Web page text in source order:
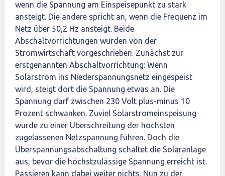
wenn die Spannung am Einspeisepunkt zu stark
ansteigt. Die andere spricht an, wenn die Frequenz im
Netz über 50,2 Hz ansteigt. Beide
Abschaltvorrichtungen wurden von der
Stromwirtschaft vorgeschrieben. Zunächst zur
erstgenannten Abschaltvorrichtung: Wenn
Solarstrom ins Niederspannungsnetz eingespeist
wird, steigt dort die Spannung etwas an. Die
Spannung darf zwischen 230 Volt plus-minus 10
Prozent schwanken. Zuviel Solarstromeinspeisung
würde zu einer Überschreitung der höchsten
zugelassenen Netzspannung führen. Doch die
Überspannungsabschaltung schaltet die Solaranlage
aus, bevor die höchstzulässige Spannung erreicht ist.
Passieren kann dabei weiter nichts. Nun zu der